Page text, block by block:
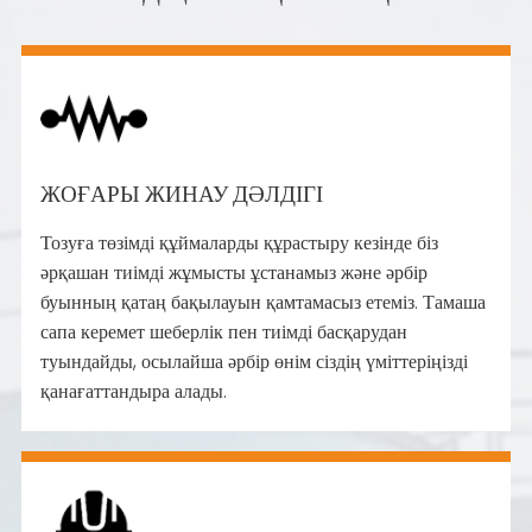
ЖОҒАРЫ ЖИНАУ ДӘЛДІГІ
Тозуға төзімді құймаларды құрастыру кезінде біз
әрқашан тиімді жұмысты ұстанамыз және әрбір
буынның қатаң бақылауын қамтамасыз етеміз. Тамаша
сапа керемет шеберлік пен тиімді басқарудан
туындайды, осылайша әрбір өнім сіздің үміттеріңізді
қанағаттандыра алады.